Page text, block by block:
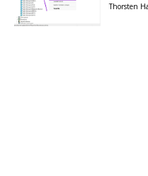
Thorsten